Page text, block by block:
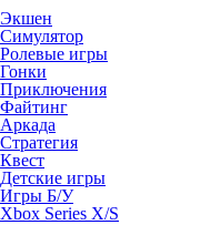
Экшен
Симулятор
Ролевые игры
Гонки
Приключения
Файтинг
Аркада
Стратегия
Квест
Детские игры
Игры Б/У
Xbox Series X/S